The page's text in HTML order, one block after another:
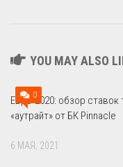
YOU MAY ALSO
0
Евро-2020: обзор ставок
«аутрайт» от БК Pinnacle
6 МАЯ, 2021